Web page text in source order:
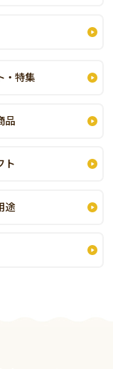
・特集
品
ト
途